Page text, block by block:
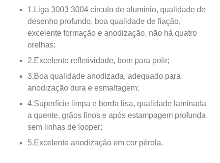
1.Liga 3003 3004 círculo de alumínio, qualidade de
desenho profundo, boa qualidade de fiação,
excelente formação e anodização, não há quatro
orelhas;
2.Excelente refletividade, bom para polir;
3.Boa qualidade anodizada, adequado para
anodização dura e esmaltagem;
4.Superfície limpa e borda lisa, qualidade laminada
a quente, grãos finos e após estampagem profunda
sem linhas de looper;
5.Excelente anodização em cor pérola.